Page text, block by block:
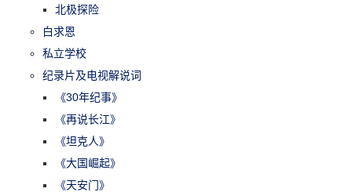
北极探险
白求恩
私立学校
纪录片及电视解说词
《30年纪事》
《再说长江》
《坦克人》
《大国崛起》
《天安门》